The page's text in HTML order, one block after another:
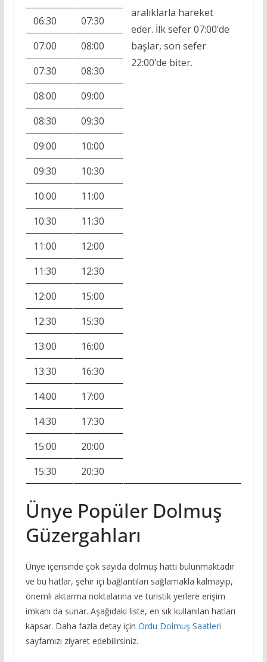
aralıklarla hareket
eder. İlk sefer 07:00’de
başlar, son sefer
22:00’de biter.
06:30
07:30
07:00
08:00
07:30
08:30
08:00
09:00
08:30
09:30
09:00
10:00
09:30
10:30
10:00
11:00
10:30
11:30
11:00
12:00
11:30
12:30
12:00
15:00
12:30
15:30
13:00
16:00
13:30
16:30
14:00
17:00
14:30
17:30
15:00
20:00
15:30
20:30
Ünye Popüler Dolmuş
Güzergahları
Ünye içerisinde çok sayıda dolmuş hattı bulunmaktadır
ve bu hatlar, şehir içi bağlantıları sağlamakla kalmayıp,
önemli aktarma noktalarına ve turistik yerlere erişim
imkanı da sunar. Aşağıdaki liste, en sık kullanılan hatları
kapsar. Daha fazla detay için Ordu Dolmuş Saatleri
sayfamızı ziyaret edebilirsiniz.